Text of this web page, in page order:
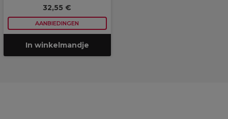
32,55 €
AANBIEDINGEN
In winkelmandje